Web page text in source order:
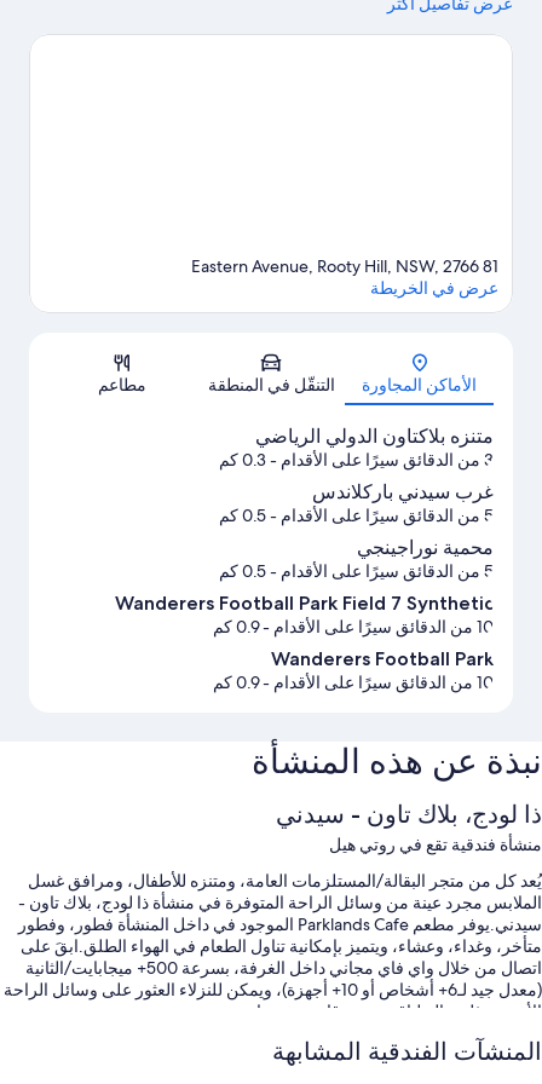
أو مباراة في أثناء تواجدك في المدينة؟ احظ بمشاهدة ما يُحدث في حلبة
الخريطة
81 Eastern Avenue, Rooty Hill, NSW, 2766
عرض في الخريطة
الأماكن المجاورة التنقّل في المنطقة مطاعم
متنزه بلاكتاون الدولي الرياضي
3 من الدقائق سيرًا على الأقدام - 0.3 كم
غرب سيدني باركلاندس
5 من الدقائق سيرًا على الأقدام - 0.5 كم
محمية نوراجينجي
5 من الدقائق سيرًا على الأقدام - 0.5 كم
Wanderers Football Park Field 7 Synthetic
10 من الدقائق سيرًا على الأقدام - 0.9 كم
Wanderers Football Park
10 من الدقائق سيرًا على الأقدام - 0.9 كم
نبذة عن هذه المنشأة
ذا لودج، بلاك تاون - سيدني
منشأة فندقية تقع في روتي هيل
يُعد كل من متجر البقالة/المستلزمات العامة، ومتنزه للأطفال، ومرافق غسل
الملابس مجرد عينة من وسائل الراحة المتوفرة في منشأة ذا لودج، بلاك تاون -
سيدني.يوفر مطعم Parklands Cafe الموجود في داخل المنشأة فطور، وفطور
متأخر، وغداء، وعشاء، ويتميز بإمكانية تناول الطعام في الهواء الطلق.ابقَ على
اتصال من خلال واي فاي مجاني داخل الغرفة، بسرعة 500+ ميجابايت/الثانية
(معدل جيد لـ6+ أشخاص أو 10+ أجهزة)، ويمكن للنزلاء العثور على وسائل الراحة
الأخرى مثل صالة لياقة بدنية وقاعة مؤتمرات.
ستتوفر أيضًا امتيازات مثل:
المنشآت الفندقية المشابهة